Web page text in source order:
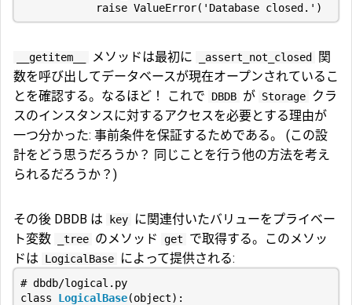
raise ValueError( 'Database closed.' )
__getitem__ メソッドは最初に _assert_not_closed
関
数を呼び出してデータベースが現在オープンされているこ
とを確認する。なるほど！ これで
DBDB が Storage クラ
スのインスタンスに対するアクセスを必要とする理由が
一つ分かった: 事前条件を保証するためである。 (この設
計をどう思うだろうか？ 同じことを行う他の方法を考え
られるだろうか？)
その後 DBDB は key
に関連付いたバリューをプライベー
ト変数
_tree のメソッド get
で取得する。このメソッ
ドは
LogicalBase によって提供される:
# dbdb/logical.py
class
LogicalBase(object):